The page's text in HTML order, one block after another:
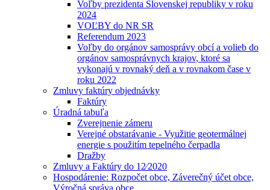
Voľby prezidenta Slovenskej republiky v roku
2024
VOĽBY do NR SR
Referendum 2023
Voľby do orgánov samosprávy obcí a volieb do
orgánov samosprávnych krajov, ktoré sa
vykonajú v rovnaký deň a v rovnakom čase v
roku 2022
Zmluvy faktúry objednávky
Faktúry
Úradná tabuľa
Zverejnenie zámeru
Verejné obstarávanie - Využitie geotermálnej
energie s použitím tepelného čerpadla
Dražby
Zmluvy a Faktúry do 12⁄2020
Hospodárenie: Rozpočet obce, Záverečný účet obce,
Výročná správa obce